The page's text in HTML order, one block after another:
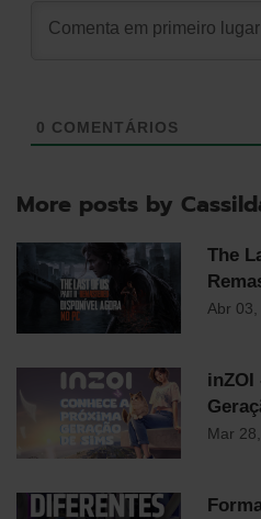
0 COMENTÁRIOS
More posts by
The
Abr
inZOI
Mar